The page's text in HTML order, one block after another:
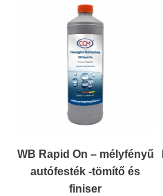
WB Rapid On – mélyfényű
autófesték -tömítő és
finiser